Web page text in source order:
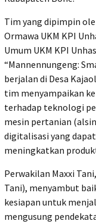
Tim yang dipimpin
Ormawa UKM KPI
Umum UKM KPI
“Mannennungeng:
berjalan di Desa
tim menyampaikan
terhadap teknologi
mesin pertanian
digitalisasi yang
meningkatkan
Perwakilan Maxxi
Tani), menyambut
kesiapan untuk
mengusung